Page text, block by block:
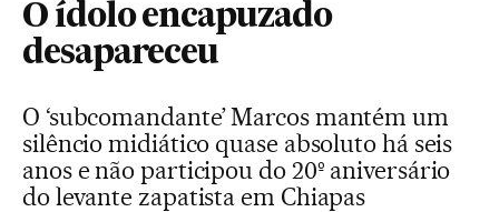
O ídolo encapuzado
desapareceu
O ‘subcomandante’ Marcos mantém um
silêncio midiático quase absoluto há seis
anos e não participou do 20º aniversário
do levante zapatista em Chiapas